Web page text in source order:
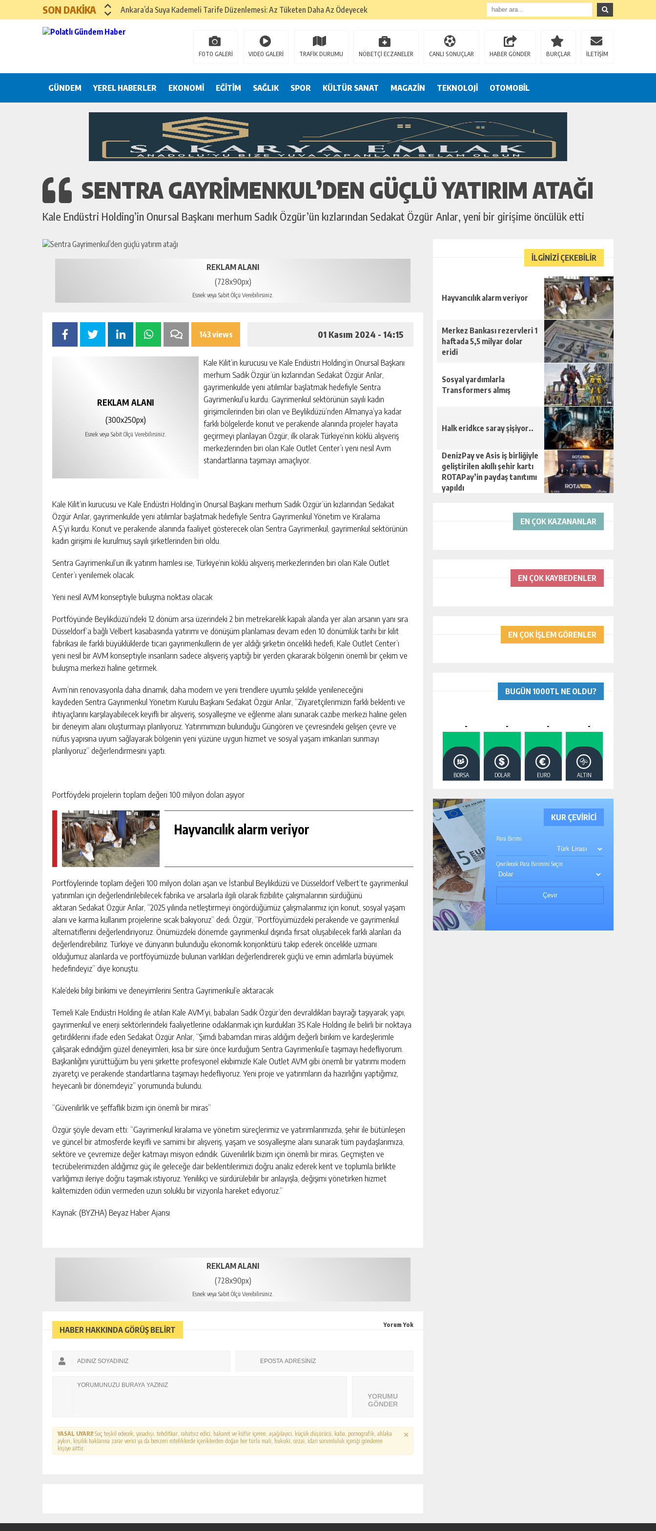
SON DAKİKA
Ankara’da Suya Kademeli Tarife Düzenlemesi: Az Tüketen Daha Az Ödeyecek
Yılın Gastronomi İlçesi Haymana
Polatlı Sakarya Köyü’nde Kırım Tatarlarının Tepreş Coşkusu
Hayri Kozanoğlu… Erdoğan’ın 3 devri
Saray makyaj tutmaz
Seçmeli demokrasi: Kimine şeker, kimine zehir
FOTO GALERİ VIDEO GALERİ TRAFİK DURUMU NÖBETÇİ ECZANELER CANLI SONUÇLAR HABER GÖNDER BURÇLAR İLETİŞİM
GÜNDEM YEREL HABERLER EKONOMİ EĞİTİM SAĞLIK SPOR KÜLTÜR SANAT MAGAZİN TEKNOLOJİ OTOMOBİL
SENTRA GAYRIMENKUL’DEN GÜÇLÜ YATIRIM ATAĞI
Kale Endüstri Holding’in Onursal Başkanı merhum Sadık Özgür’ün kızlarından Sedakat Özgür Anlar, yeni bir girişime öncülük etti
REKLAM ALANI
(728x90px)
Esnek veya Sabit Ölçü Verebilirsiniz.
143 views 01 Kasım 2024 - 14:15
REKLAM ALANI
(300x250px)
Esnek veya Sabit Ölçü Verebilirsiniz.
Kale Kilit’in kurucusu ve Kale Endüstri Holding’in Onursal Başkanı
merhum Sadık Özgür’ün kızlarından Sedakat Özgür Anlar,
gayrimenkulde yeni atılımlar başlatmak hedefiyle Sentra
Gayrimenkul’u kurdu. Gayrimenkul sektörünün sayılı kadın
girişimcilerinden biri olan ve Beylikdüzü’nden Almanya’ya kadar
farklı bölgelerde konut ve perakende alanında projeler hayata
geçirmeyi planlayan Özgür, ilk olarak Türkiye’nin köklü alışveriş
merkezlerinden biri olan Kale Outlet Center’ı yeni nesil Avm
standartlarına taşımayı amaçlıyor.
Kale Kilit’in kurucusu ve Kale Endüstri Holding’in Onursal Başkanı merhum Sadık Özgür’ün kızlarından Sedakat
Özgür Anlar, gayrimenkulde yeni atılımlar başlatmak hedefiyle Sentra Gayrimenkul Yönetim ve Kiralama
A.Ş’yi kurdu. Konut ve perakende alanında faaliyet gösterecek olan Sentra Gayrimenkul, gayrimenkul sektörünün
kadın girişimi ile kurulmuş sayılı şirketlerinden biri oldu.
Sentra Gayrimenkul’un ilk yatırım hamlesi ise, Türkiye’nin köklü alışveriş merkezlerinden biri olan Kale Outlet
Center’ı yenilemek olacak.
Yeni nesil AVM konseptiyle buluşma noktası olacak
Portföyünde Beylikdüzü’ndeki 12 dönüm arsa üzerindeki 2 bin metrekarelik kapalı alanda yer alan arsanın yanı sıra
Düsseldorf’a bağlı Velbert kasabasında yatırımı ve dönüşüm planlaması devam eden 10 dönümlük tarihi bir kilit
fabrikası ile farklı büyüklüklerde ticari gayrimenkullerin de yer aldığı şirketin öncelikli hedefi, Kale Outlet Center’ı
yeni nesil bir AVM konseptiyle insanların sadece alışveriş yaptığı bir yerden çıkararak bölgenin önemli bir çekim ve
buluşma merkezi haline getirmek.
Avm’nin renovasyonla daha dinamik, daha modern ve yeni trendlere uyumlu şekilde yenileneceğini
kaydeden Sentra Gayrimenkul Yönetim Kurulu Başkanı Sedakat Özgür Anlar, “Ziyaretçilerimizin farklı beklenti ve
ihtiyaçlarını karşılayabilecek keyifli bir alışveriş, sosyalleşme ve eğlenme alanı sunarak cazibe merkezi haline gelen
bir deneyim alanı oluşturmayı planlıyoruz. Yatırımımızın bulunduğu Güngören ve çevresindeki gelişen çevre ve
nüfus yapısına uyum sağlayarak bölgenin yeni yüzüne uygun hizmet ve sosyal yaşam imkanları sunmayı
planlıyoruz” değerlendirmesini yaptı.
Portföydeki projelerin toplam değeri 100 milyon doları aşıyor
Hayvancılık alarm veriyor
Portföylerinde toplam değeri 100 milyon doları aşan ve İstanbul Beylikdüzü ve Düsseldorf Velbert’te gayrimenkul
yatırımları için değerlendirilebilecek fabrika ve arsalarla ilgili olarak fizibilite çalışmalarının sürdüğünü
aktaran Sedakat Özgür Anlar, “2025 yılında netleştirmeyi öngördüğümüz çalışmalarımız için konut, sosyal yaşam
alanı ve karma kullanım projelerine sıcak bakıyoruz” dedi. Özgür, “Portföyümüzdeki perakende ve gayrimenkul
alternatiflerini değerlendiriyoruz. Önümüzdeki dönemde gayrimenkul dışında fırsat oluşabilecek farklı alanları da
değerlendirebiliriz. Türkiye ve dünyanın bulunduğu ekonomik konjonktürü takip ederek öncelikle uzmanı
olduğumuz alanlarda ve portföyümüzde bulunan varlıkları değerlendirerek güçlü ve emin adımlarla büyümek
hedefindeyiz” diye konuştu.
Kale’deki bilgi birikimi ve deneyimlerini Sentra Gayrimenkul’e aktaracak
Temeli Kale Endüstri Holding ile atılan Kale AVM’yi, babaları Sadık Özgür’den devraldıkları bayrağı taşıyarak; yapı,
gayrimenkul ve enerji sektörlerindeki faaliyetlerine odaklanmak için kurdukları 3S Kale Holding ile belirli bir noktaya
getirdiklerini ifade eden Sedakat Özgür Anlar, “Şimdi babamdan miras aldığım değerli birikim ve kardeşlerimle
çalışarak edindiğim güzel deneyimleri, kısa bir süre önce kurduğum Sentra Gayrimenkul’e taşımayı hedefliyorum.
Başkanlığını yürüttüğüm bu yeni şirkette profesyonel ekibimizle Kale Outlet AVM gibi önemli bir yatırımı modern
ziyaretçi ve perakende standartlarına taşımayı hedefliyoruz. Yeni proje ve yatırımların da hazırlığını yaptığımız,
heyecanlı bir dönemdeyiz” yorumunda bulundu.
“Güvenilirlik ve şeffaflık bizim için önemli bir miras”
Özgür şöyle devam etti: “Gayrimenkul kiralama ve yönetim süreçlerimiz ve yatırımlarımızda, şehir ile bütünleşen
ve güncel bir atmosferde keyifli ve samimi bir alışveriş, yaşam ve sosyalleşme alanı sunarak tüm paydaşlarımıza,
sektöre ve çevremize değer katmayı misyon edindik. Güvenilirlik bizim için önemli bir miras. Geçmişten ve
tecrübelerimizden aldığımız güç ile geleceğe dair beklentilerimizi doğru analiz ederek kent ve toplumla birlikte
varlığımızı ileriye doğru taşımak istiyoruz. Yenilikçi ve sürdürülebilir bir anlayışla, değişimi yönetirken hizmet
kalitemizden ödün vermeden uzun soluklu bir vizyonla hareket ediyoruz.”
Kaynak: (BYZHA) Beyaz Haber Ajansı
REKLAM ALANI
(728x90px)
Esnek veya Sabit Ölçü Verebilirsiniz.
HABER HAKKINDA GÖRÜŞ BELİRT
Yorum Yok
YORUMU
GÖNDER
YASAL UYARI! Suç teşkil edecek, yasadışı, tehditkar, rahatsız edici, hakaret ve küfür içeren, aşağılayıcı, küçük düşürücü, kaba, pornografik, ahlaka
aykırı, kişilik haklarına zarar verici ya da benzeri niteliklerde içeriklerden doğan her türlü mali, hukuki, cezai, idari sorumluluk içeriği gönderen
kişiye aittir.
İLGİNİZİ ÇEKEBİLİR
Hayvancılık alarm veriyor
Merkez Bankası rezervleri 1
haftada 5,5 milyar dolar
eridi
Sosyal yardımlarla
Transformers almış
Halk eridkce saray şişiyor..
DenizPay ve Asis iş birliğiyle
geliştirilen akıllı şehir kartı
ROTAPay’in paydaş tanıtımı
yapıldı
EN ÇOK KAZANANLAR
EN ÇOK KAYBEDENLER
EN ÇOK İŞLEM GÖRENLER
BUGÜN 1000TL NE OLDU?
-
BORSA
-
DOLAR
-
EURO
-
ALTIN
KUR ÇEVİRİCİ
Para Birimi
Çevrilecek Para Birimini Seçin
Çevir